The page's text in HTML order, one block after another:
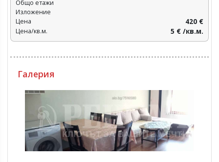
Общо етажи
Изложение
Цена
420 €
Цена/кв.м. 5 € /кв.м.
Галерия